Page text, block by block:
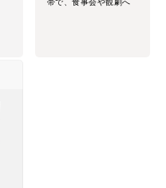
帯で、食事会や観劇へ